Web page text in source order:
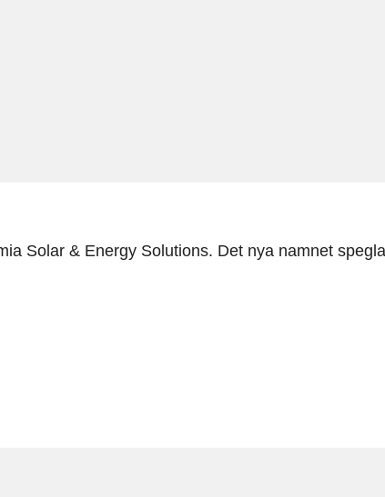
Solar & Energy Solutions. Det nya namnet